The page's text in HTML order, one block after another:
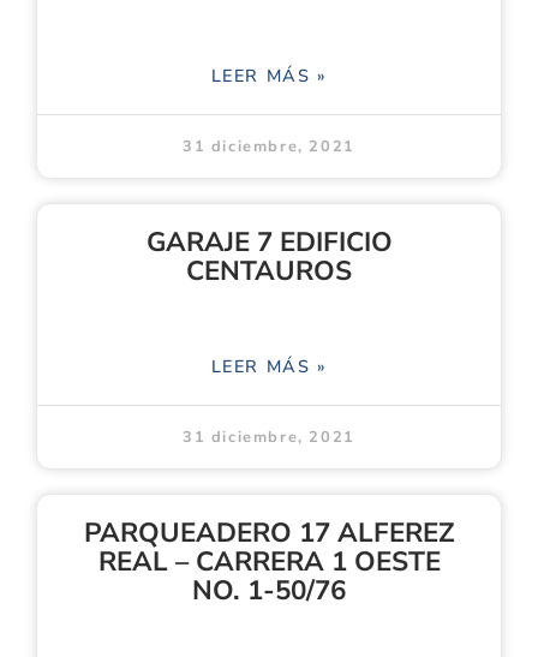
LEER MÁS »
31 diciembre, 2021
GARAJE 7 EDIFICIO
CENTAUROS
LEER MÁS »
31 diciembre, 2021
PARQUEADERO 17 ALFEREZ
REAL – CARRERA 1 OESTE
NO. 1-50/76